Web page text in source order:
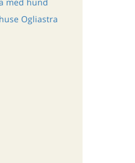
Ogliastra